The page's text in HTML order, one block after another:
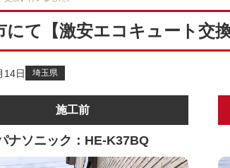
にて【激安エコキュート交
14日 埼玉県
施工前
ナソニック：HE-K37BQ